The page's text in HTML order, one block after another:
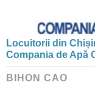
Locuitorii din
Compania de Apă
BIHON CAO